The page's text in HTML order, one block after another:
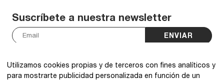
Suscríbete a nuestra newsletter
ENVIAR
Utilizamos cookies propias y de terceros con fines analíticos y
para mostrarte publicidad personalizada en función de un